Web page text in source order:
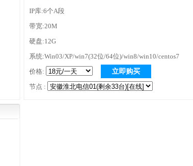
IP库:6个A段
带宽:20M
硬盘:12G
系统:Win03/XP/win7(32位/64位)/win8/win10/centos7
价格:
立即购买
节点 :